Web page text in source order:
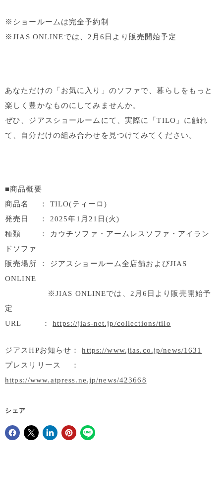
※ショールームは完全予約制
※JIAS ONLINEでは、2月6日より販売開始予定
あなただけの「お気に入り」のソファで、暮らしをもっと
楽しく豊かなものにしてみませんか。
ぜひ、ジアスショールームにて、実際に「TILO」に触れ
て、自分だけの組み合わせを見つけてみてください。
■商品概要
商品名 ： TILO(ティーロ)
発売日 ： 2025年1月21日(火)
種類 ： カウチソファ・アームレスソファ・アイラン
ドソファ
販売場所 ： ジアスショールーム全店舗およびJIAS
ONLINE
※JIAS ONLINEでは、2月6日より販売開始予
定
URL ：
https://jias-net.jp/collections/tilo
ジアスHPお知らせ：https://www.jias.co.jp/news/1631
プレスリリース ：
https://www.atpress.ne.jp/news/423668
シェア